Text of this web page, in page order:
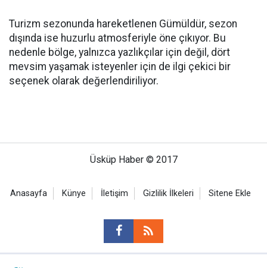
Turizm sezonunda hareketlenen Gümüldür, sezon
dışında ise huzurlu atmosferiyle öne çıkıyor. Bu
nedenle bölge, yalnızca yazlıkçılar için değil, dört
mevsim yaşamak isteyenler için de ilgi çekici bir
seçenek olarak değerlendiriliyor.
Üsküp Haber © 2017
Anasayfa Künye İletişim Gizlilik İlkeleri Sitene Ekle